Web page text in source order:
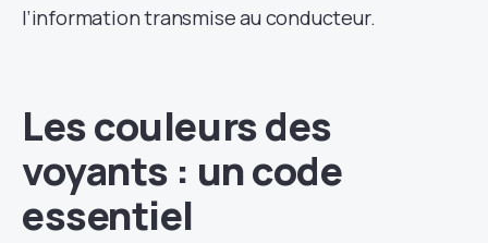
l’information transmise au conducteur.
Les couleurs des
voyants : un code
essentiel